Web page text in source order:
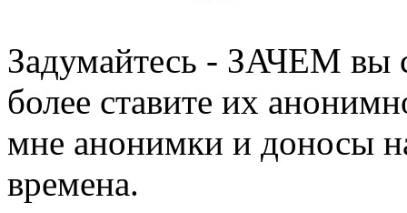
Задумайтесь - ЗАЧЕМ вы
более ставите их
мне анонимки и доносы
времена.